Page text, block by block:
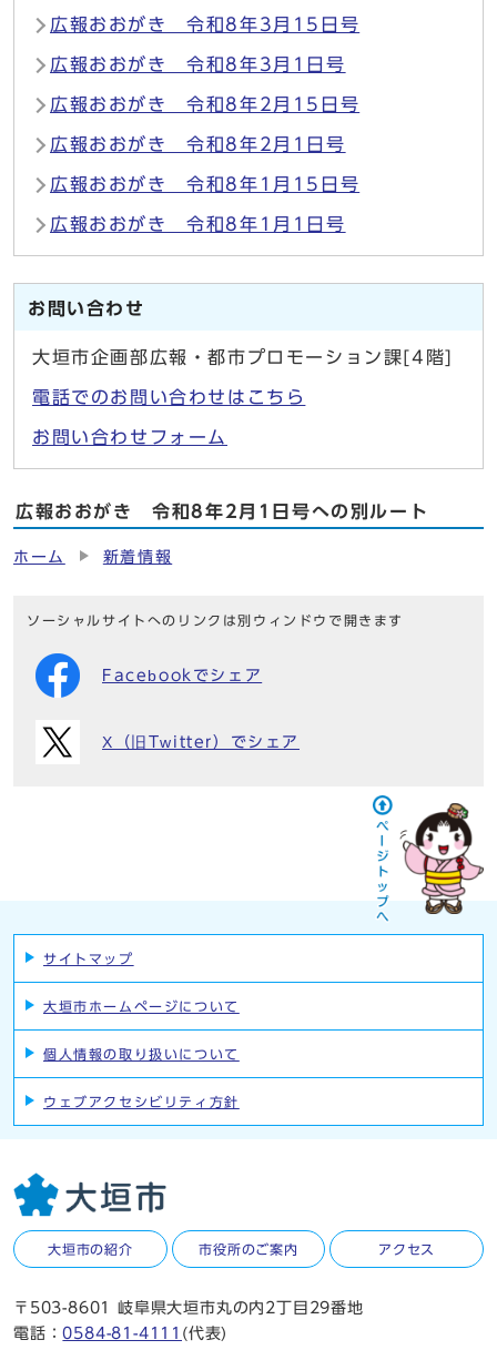
広報おおがき 令和8年3月15日号
広報おおがき 令和8年3月1日号
広報おおがき 令和8年2月15日号
広報おおがき 令和8年2月1日号
広報おおがき 令和8年1月15日号
広報おおがき 令和8年1月1日号
お問い合わせ
大垣市企画部広報・都市プロモーション課[4階]
電話でのお問い合わせはこちら
お問い合わせフォーム
広報おおがき 令和8年2月1日号への別ルート
ホーム 新着情報
ソーシャルサイトへのリンクは別ウィンドウで開きます
Facebookでシェア
X（旧Twitter）でシェア
サイトマップ
大垣市ホームページについて
個人情報の取り扱いについて
ウェブアクセシビリティ方針
大垣市の紹介 市役所のご案内 アクセス
〒503-8601 岐阜県大垣市丸の内2丁目29番地
電話：0584-81-4111 (代表)